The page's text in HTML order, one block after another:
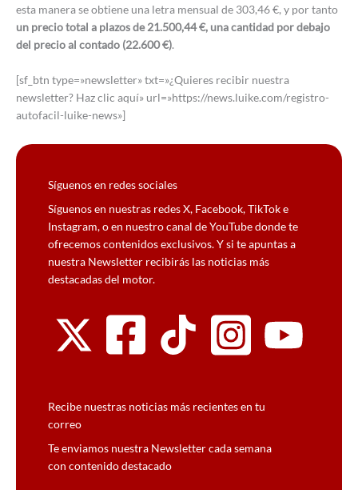
esta manera se obtiene una letra mensual de 303,46 €, y por tanto
un precio total a plazos de 21.500,44 €, una cantidad por debajo
del precio al contado (22.600 €).
[sf_btn type=»newsletter» txt=»¿Quieres recibir nuestra
newsletter? Haz clic aquí» url=»https://news.luike.com/registro-
autofacil-luike-news»]
Síguenos en redes sociales
Síguenos en nuestras redes X, Facebook, TikTok e
Instagram, o en nuestro canal de YouTube donde te
ofrecemos contenidos exclusivos. Y si te apuntas a
nuestra Newsletter recibirás las noticias más
destacadas del motor.
Recibe nuestras noticias más recientes en tu
correo
Te enviamos nuestra Newsletter cada semana
con contenido destacado